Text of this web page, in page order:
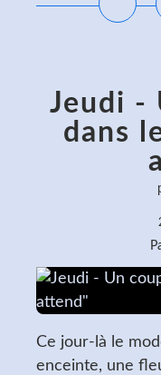
Jeudi -
dans
Ce jour-là le
enceinte, une